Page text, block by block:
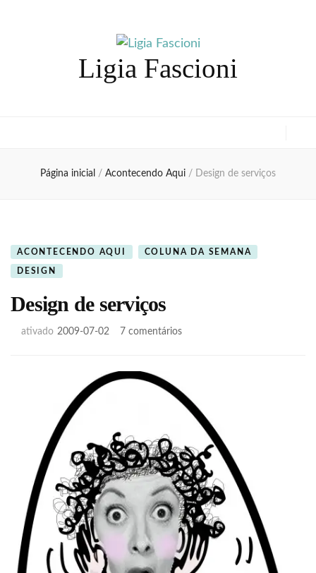
Ligia Fascioni
Página inicial / Acontecendo Aqui / Design de serviços
ACONTECENDO AQUI COLUNA DA SEMANA
DESIGN
Design de serviços
ativado 2009-07-02 7 comentáriosem